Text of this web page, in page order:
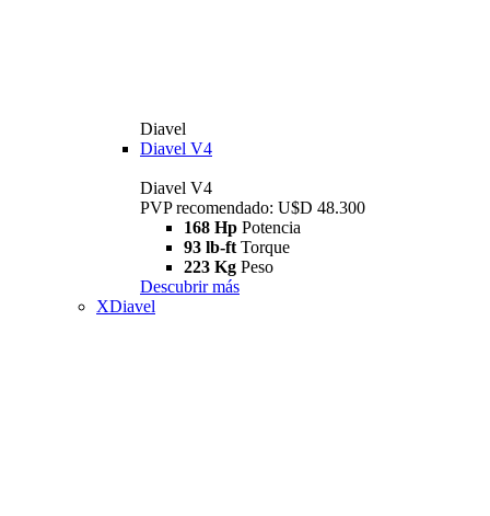
Diavel
Diavel V4
Diavel V4
PVP recomendado: U$D 48.300
168 Hp Potencia
93 lb-ft Torque
223 Kg Peso
Descubrir más
XDiavel